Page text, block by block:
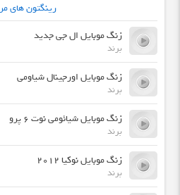
رینگتون های
زنگ موبایل ال جی جدید
برند
زنگ موبایل اورجینال شیاومی
برند
زنگ موبایل شیائومی نوت 6 پرو
برند
زنگ موبایل نوکیا 2012
برند